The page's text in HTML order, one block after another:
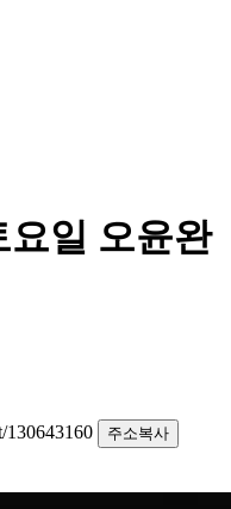
요일 오윤완
130643160
주소복사